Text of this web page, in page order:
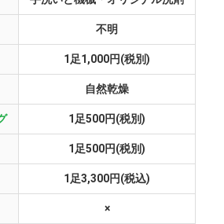
不明
1足1,000円(税別)
自然乾燥
1足500円(税別)
1足500円(税別)
1足3,300円(税込)
×